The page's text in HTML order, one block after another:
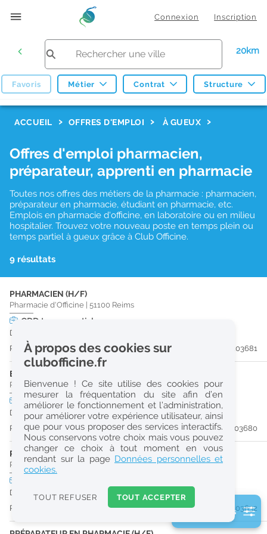
Connexion Inscription
20km
Favoris Métier Contrat Structure
Réinitialiser
2
0
k
Consulter les offres de la France d'outre-mer
ACCUEIL OFFRES D'EMPLOI À GUEUX
Offres d'emploi pharmacien,
préparateur, apprenti en pharmacie
Toutes nos offres des métiers de la pharmacie : pharmacien,
préparateur en pharmacie, étudiant en pharmacie, etc.
Emplois en pharmacie d'officine, en laboratoire ou en milieu
hospitalier. Trouvez votre nouveau poste en temps plein ou
temps partiel à gueux grâce à Club Officine.
9 résultats
PHARMACIEN (H/F)
Pharmacie d'Officine 51100 Reims
CDD temps partiel
Du 31/08/26 au 30/12/26
Publiée il y a 9 jour(s)
#203681
ETUDIANT EN PHARMACIE 6E ANNÉE VALIDÉE (H/F)
Pharmacie d'Officine|51100Reims
CDD temps partiel
Du 31/08/26 au 30/12/26
Publiée il y a 9 jour(s)
#203680
PRÉPARATEUR EN PHARMACIE (H/F)
Pharmacie d'Officine 51100 Reims
Du 30/09/26 au 30/03/27
Publiée il y a 10 jour(s)
#203632
2 filtre(s) actifs
À propos des cookies sur
clubofficine.fr
Bienvenue ! Ce site utilise des cookies pour
mesurer la fréquentation du site afin d’en
améliorer le fonctionnement et l’administration,
pour améliorer votre expérience utilisateur, ainsi
que pour vous proposer des services interactifs.
Nous conservons votre choix mais vous pouvez
changer ce choix à tout moment en vous
rendant sur la page Données personnelles et
cookies.
TOUT REFUSER TOUT ACCEPTER